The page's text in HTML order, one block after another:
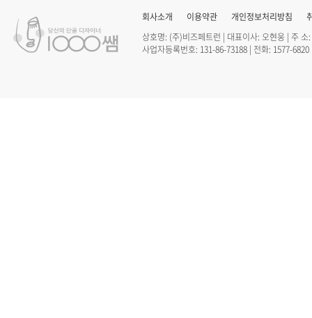
회사소개 이용약관 개인정보처리방침
상호명: (주)비즈페트런 | 대표이사: 오현웅 | 주
사업자등록번호: 131-86-73188 | 전화: 1577-